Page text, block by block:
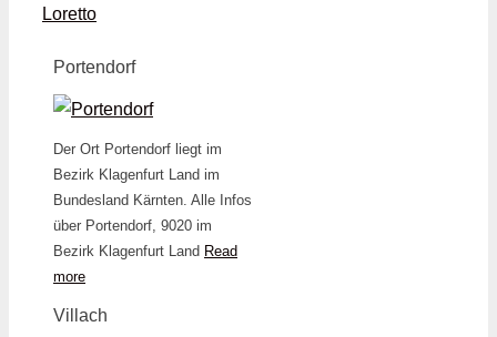
Loretto
Portendorf
Der Ort Portendorf liegt im
Bezirk Klagenfurt Land im
Bundesland Kärnten. Alle Infos
über Portendorf, 9020 im
Bezirk Klagenfurt Land Read
more
Villach